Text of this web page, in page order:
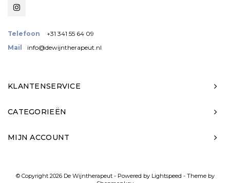
Telefoon
+31 341 55 64 09
Mail
info@dewijntherapeut.nl
KLANTENSERVICE
CATEGORIEËN
MIJN ACCOUNT
© Copyright 2026 De Wijntherapeut - Powered by Lightspeed - Theme by